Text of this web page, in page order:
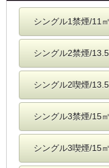
シングル1禁煙/11
シングル2禁煙/
シングル2喫煙/
シングル3禁煙/15
シングル3喫煙/15